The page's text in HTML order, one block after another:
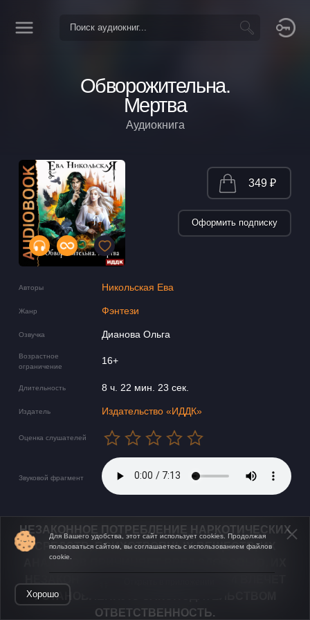
Обворожительна.
Мертва
Аудиокнига
Авторы Никольская Ева
Жанр Фэнтези
Озвучка Дианова Ольга
Возрастное
ограничение
16+
Длительность 8 ч. 22 мин. 23 сек.
Издатель Издательство «ИДДК»
Оценка слушателей
Звуковой фрагмент
349 ₽
Оформить подписку
НЕЗАКОННОЕ ПОТРЕБЛЕНИЕ НАРКОТИЧЕСКИХ
СРЕДСТВ, ПСИХОТРОПНЫХ ВЕЩЕСТВ, ИХ
АНАЛОГОВ ПРИЧИНЯЕТ ВРЕД ЗДОРОВЬЮ, ИХ
УСТАНОВЛЕННУЮ ЗАКОНОДАТЕЛЬСТВОМ
ОТВЕТСТВЕННОСТЬ.
Для Вашего удобства, этот сайт использует cookies. Продолжая
пользоваться сайтом, вы соглашаетесь с использованием файлов
cookie.
Хорошо